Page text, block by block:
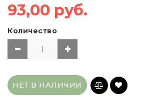
93,00 руб.
Количество
НЕТ В НАЛИЧИИ